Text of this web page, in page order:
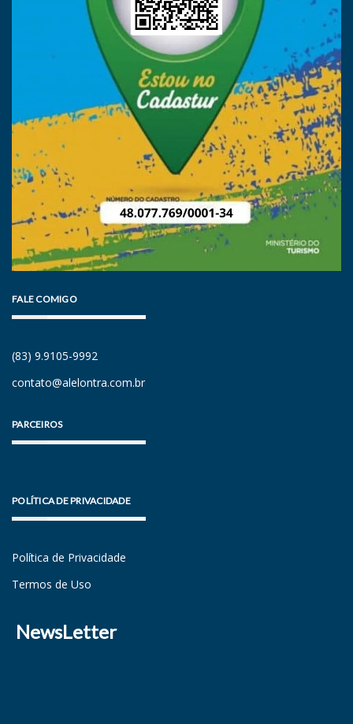
FALE COMIGO
(83) 9.9105-9992
contato@alelontra.com.br
PARCEIROS
POLÍTICA DE PRIVACIDADE
Política de Privacidade
Termos de Uso
NewsLetter